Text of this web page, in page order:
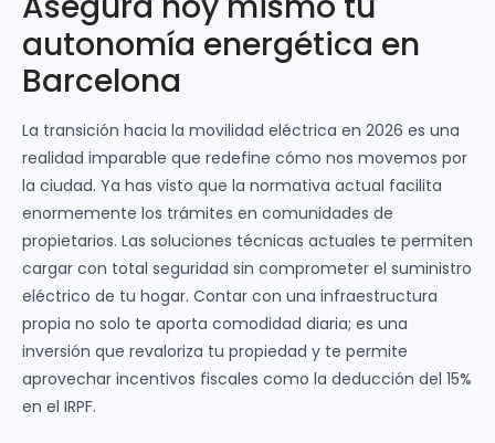
autonomía energética en
Barcelona
La transición hacia la movilidad eléctrica en 2026 es una
realidad imparable que redefine cómo nos movemos por
la ciudad. Ya has visto que la normativa actual facilita
enormemente los trámites en comunidades de
propietarios. Las soluciones técnicas actuales te permiten
cargar con total seguridad sin comprometer el suministro
eléctrico de tu hogar. Contar con una infraestructura
propia no solo te aporta comodidad diaria; es una
inversión que revaloriza tu propiedad y te permite
aprovechar incentivos fiscales como la deducción del 15%
en el IRPF.